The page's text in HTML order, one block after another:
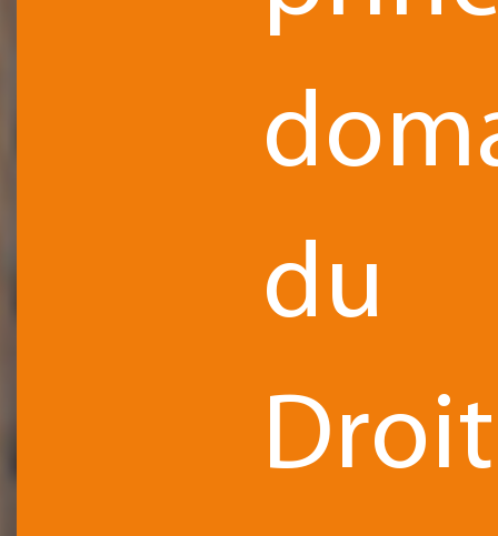
du
Droit